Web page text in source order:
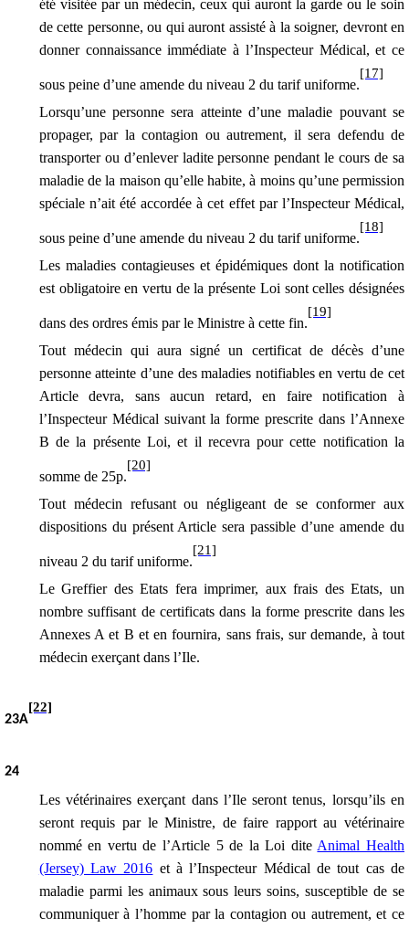
été visitée par un médecin, ceux qui auront la garde ou le soin
de cette personne, ou qui auront assisté à la soigner, devront en
donner connaissance immédiate à l’Inspecteur Médical, et ce
sous peine d’une amende du niveau 2 du tarif uniforme.
[17]
Lorsqu’une personne sera atteinte d’une maladie pouvant se
propager, par la contagion ou autrement, il sera defendu de
transporter ou d’enlever ladite personne pendant le cours de sa
maladie de la maison qu’elle habite, à moins qu’une permission
spéciale n’ait été accordée à cet effet par l’Inspecteur Médical,
sous peine d’une amende du niveau 2 du tarif uniforme.
[18]
Les maladies contagieuses et épidémiques dont la notification
est obligatoire en vertu de la présente Loi sont celles désignées
dans des ordres émis par le Ministre à cette fin.
[19]
Tout médecin qui aura signé un certificat de décès d’une
personne atteinte d’une des maladies notifiables en vertu de cet
Article devra, sans aucun retard, en faire notification à
l’Inspecteur Médical suivant la forme prescrite dans l’Annexe
B de la présente Loi, et il recevra pour cette notification la
somme de 25p.
[20]
Tout médecin refusant ou négligeant de se conformer aux
dispositions du présent Article sera passible d’une amende du
niveau 2 du tarif uniforme.
[21]
Le Greffier des Etats fera imprimer, aux frais des Etats, un
nombre suffisant de certificats dans la forme prescrite dans les
Annexes A et B et en fournira, sans frais, sur demande, à tout
médecin exerçant dans l’Ile.
23A
[22]
24
Les vétérinaires exerçant dans l’Ile seront tenus, lorsqu’ils en
seront requis par le Ministre, de faire rapport au vétérinaire
nommé en vertu de l’Article 5 de la Loi dite Animal Health
(Jersey) Law 2016 et à l’Inspecteur Médical de tout cas de
maladie parmi les animaux sous leurs soins, susceptible de se
communiquer à l’homme par la contagion ou autrement, et ce